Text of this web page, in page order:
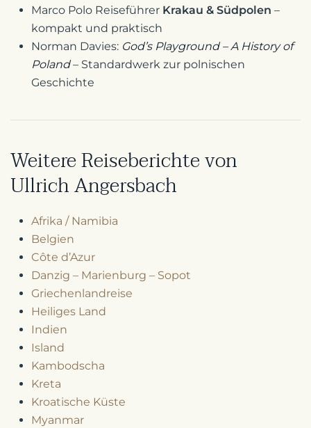
Marco Polo Reiseführer Krakau & Südpolen –
kompakt und praktisch
Norman Davies: God’s Playground – A History of
Poland– Standardwerk zur polnischen
Geschichte
Weitere Reiseberichte von
Ullrich Angersbach
Afrika / Namibia
Belgien
Côte d’Azur
Danzig – Marienburg – Sopot
Griechenlandreise
Heiliges Land
Indien
Island
Kambodscha
Kreta
Kroatische Küste
Myanmar